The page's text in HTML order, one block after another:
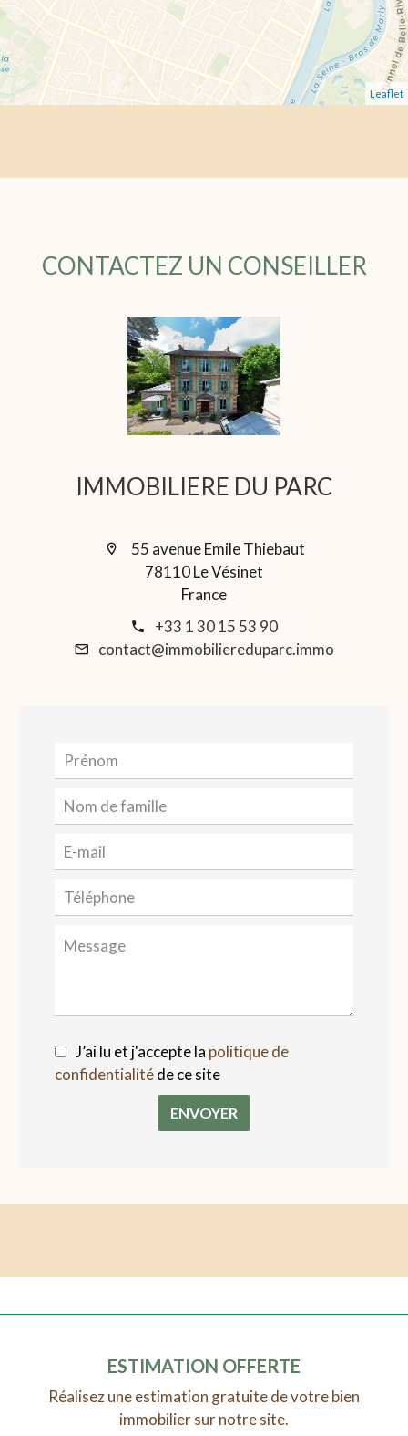
Leaflet
CONTACTEZ UN CONSEILLER
IMMOBILIERE DU PARC
55 avenue Emile Thiebaut
78110 Le Vésinet
France
+33 1 30 15 53 90
contact@immobiliereduparc.immo
J’ai lu et j'accepte la politique de
confidentialitéde ce site
ENVOYER
ESTIMATION OFFERTE
Réalisez une estimation gratuite de votre bien
immobilier sur notre site.